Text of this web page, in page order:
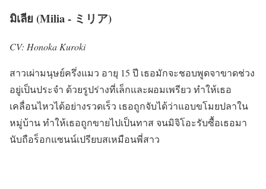
มิเลีย (Milia - ミリア)
CV: Honoka Kuroki
สาวเผ่ามนุษย์ครึ่งแมว อายุ 15 ปี เธอมักจะชอบพูดจาขาดช่วง
อยู่เป็นประจำ ด้วยรูปร่างที่เล็กและผอมเพรียว ทำให้เธอ
เคลื่อนไหวได้อย่างรวดเร็ว เธอถูกจับได้ว่าแอบขโมยปลาใน
หมู่บ้าน ทำให้เธอถูกขายไปเป็นทาส จนมิจิโอะรับซื้อเธอมา
นับถือร็อกแซนน์เปรียบสเหมือนพี่สาว